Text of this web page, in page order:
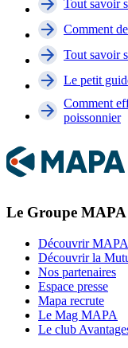
Tout savoir
Comment
Tout savoir
Le petit
Comment
poissonnier
Le Groupe MAPA
Découvrir MAPA
Découvrir la
Nos partenaires
Espace presse
Mapa recrute
Le Mag MAPA
Le club